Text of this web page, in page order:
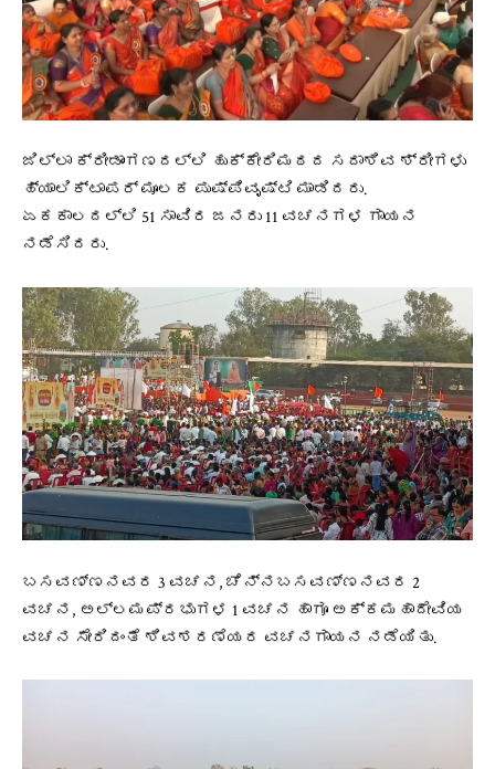
ಜಿಲ್ಲಾ ಕ್ರೀಡಾಂಗಣದಲ್ಲಿ ಹುಕ್ಕೇರಿಮಠದ ಸದಾಶಿವ ಶ್ರೀಗಳು
ಹ್ಯಾಲಿಕ್ಟಾಪರ್ ಮೂಲಕ ಪುಷ್ಪಿವೃಷ್ಟಿ ಮಾಡಿದರು.
ಏಕಕಾಲದಲ್ಲಿ 51 ಸಾವಿರ ಜನರು 11 ವಚನಗಳ ಗಾಯನ
ನಡೆಸಿದರು.
ಬಸವಣ್ಣನವರ 3 ವಚನ, ಚೆನ್ನಬಸವಣ್ಣನವರ 2
ವಚನ, ಅಲ್ಲಮಪ್ರಭುಗಳ 1 ವಚನ ಹಾಗೂ ಅಕ್ಕಮಹಾದೇವಿಯ
ವಚನ ಸೇರಿದಂತೆ ಶಿವಶರಣೆಯರ ವಚನಗಾಯನ ನಡೆಯಿತು.